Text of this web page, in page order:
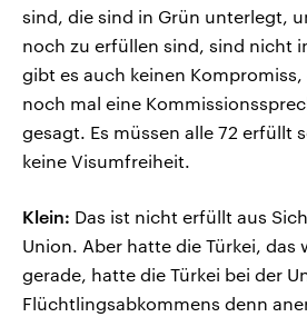
sind, die sind in Grün unterlegt,
noch zu erfüllen sind, sind nicht
gibt es auch keinen
noch mal eine
gesagt. Es müssen alle 72 erfüllt
keine Visumfreiheit.
Klein: Das ist nicht erfüllt aus
Union. Aber hatte die Türkei, das
gerade, hatte die Türkei bei der
Flüchtlingsabkommens denn